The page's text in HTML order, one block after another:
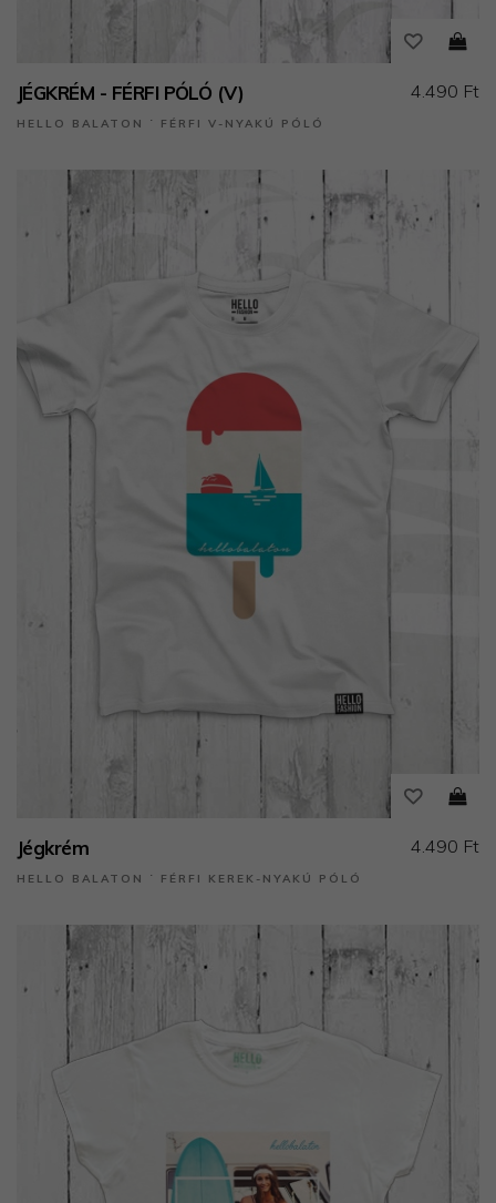
JÉGKRÉM - FÉRFI PÓLÓ (V)
HELLO BALATON ˙ FÉRFI V-NYAKÚ PÓLÓ
4.490 Ft
Jégkrém
HELLO BALATON ˙ FÉRFI KEREK-NYAKÚ PÓLÓ
4.490 Ft